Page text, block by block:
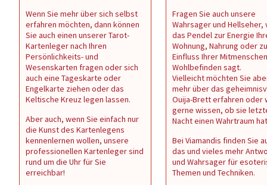
Wenn Sie mehr über sich selbst
erfahren möchten, dann können
Sie auch einen unserer Tarot-
Kartenleger nach Ihren
Persönlichkeits- und
Wesenskarten fragen oder sich
auch eine Tageskarte oder
Engelkarte ziehen oder das
Keltische Kreuz legen lassen.
Aber auch, wenn Sie einfach nur
die Kunst des Kartenlegens
kennenlernen wollen, unsere
professionellen Kartenleger sind
rund um die Uhr für Sie
erreichbar!
Fragen Sie auch unsere
Wahrsager und Hellseher,
das Pendel zur Energie
Wohnung, Nahrung oder
Einfluss Ihrer
Wohlbefinden sagt.
Vielleicht möchten Sie
mehr über das
Ouija-Brett erfahren oder
gerne wissen, ob sie
Nacht einen Wahrtraum
Bei Viamandis finden Sie
das und vieles mehr
und Wahrsager für
Themen und Techniken.